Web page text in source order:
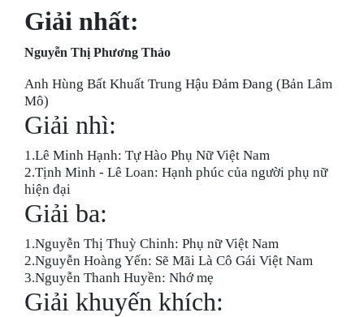
Giải nhất:
Nguyễn Thị Phương Thảo
Anh Hùng Bất Khuất Trung Hậu Đảm Đang (Bản Lâm
Mô)
Giải nhì:
1.Lê Minh Hạnh: Tự Hào Phụ Nữ Việt Nam
2.Tịnh Minh - Lê Loan: Hạnh phúc của người phụ nữ
hiện đại
Giải ba:
1.Nguyễn Thị Thuỳ Chinh: Phụ nữ Việt Nam
2.Nguyễn Hoàng Yến: Sẽ Mãi Là Cô Gái Việt Nam
3.Nguyễn Thanh Huyền: Nhớ mẹ
Giải khuyến khích: